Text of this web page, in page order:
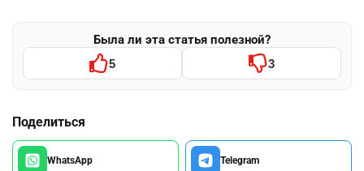
Была ли эта статья полезной?
5 3
Поделиться
WhatsApp Telegram